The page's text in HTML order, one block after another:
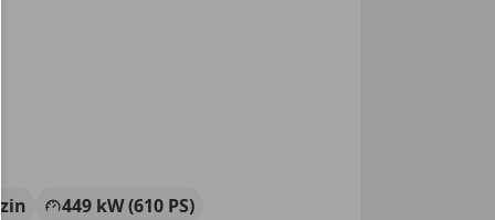
449 kW (610 PS)